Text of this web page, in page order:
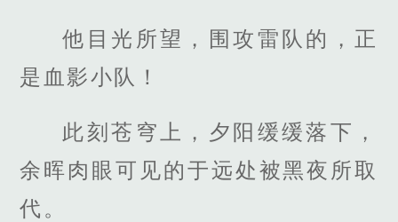
他目光所望，围攻雷队的，正
是血影小队！
此刻苍穹上，夕阳缓缓落下，
余晖肉眼可见的于远处被黑夜所取
代。